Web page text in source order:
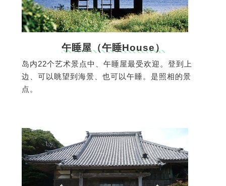
午睡屋（午睡House）
岛内22个艺术景点中、午睡屋最受欢迎。登到上
边、可以眺望到海景、也可以午睡。是照相的景
点。